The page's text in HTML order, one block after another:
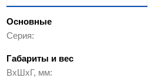
Основные
Серия
Габариты и вес
ВхШхГ, мм